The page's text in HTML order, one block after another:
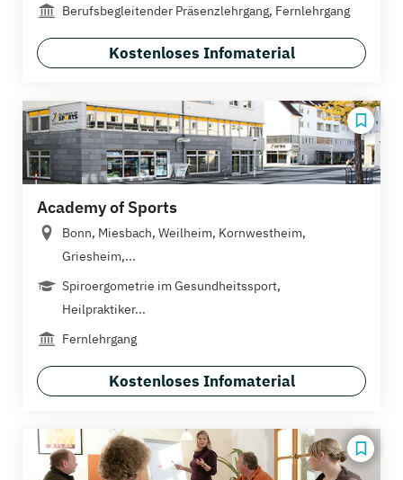
Berufsbegleitender Präsenzlehrgang, Fernlehrgang
Kostenloses Infomaterial
Academy of Sports
Bonn, Miesbach, Weilheim, Kornwestheim,
Griesheim,...
Spiroergometrie im Gesundheitssport,
Heilpraktiker...
Fernlehrgang
Kostenloses Infomaterial